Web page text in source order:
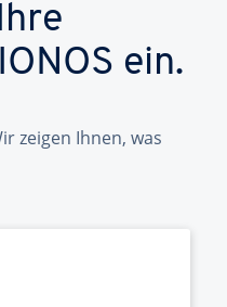
ein.
zeigen Ihnen, was